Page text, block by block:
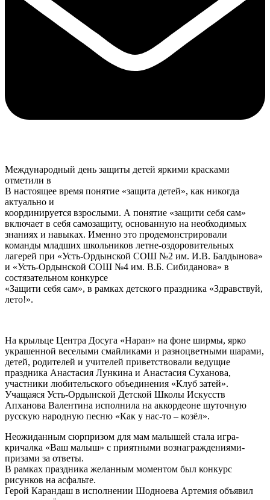
Международный день защиты детей яркими красками
отметили в
В настоящее время понятие «защита детей», как никогда
актуально и
координируется взрослыми. А понятие «защити себя сам»
включает в себя самозащиту, основанную на необходимых
знаниях и навыках. Именно это продемонстрировали
команды младших школьников летне-оздоровительных
лагерей при «Усть-Ордынской СОШ №2 им. И.В. Балдынова»
и «Усть-Ордынской СОШ №4 им. В.Б. Сибиданова» в
состязательном конкурсе
«Защити себя сам», в рамках детского праздника «Здравствуй,
лето!».
На крыльце Центра Досуга «Наран» на фоне ширмы, ярко
украшенной веселыми смайликами и разноцветными шарами,
детей, родителей и учителей приветствовали ведущие
праздника Анастасия Лункина и Анастасия Суханова,
участники любительского объединения «Клуб затей».
Учащаяся Усть-Ордынской Детской Школы Искусств
Апханова Валентина исполнила на аккордеоне шуточную
русскую народную песню «Как у нас-то – козёл».
Неожиданным сюрпризом для мам малышей стала игра-
кричалка «Ваш малыш» с приятными вознаграждениями-
призами за ответы.
В рамках праздника желанным моментом был конкурс
рисунков на асфальте.
Герой Карандаш в исполнении Шодноева Артемия объявил